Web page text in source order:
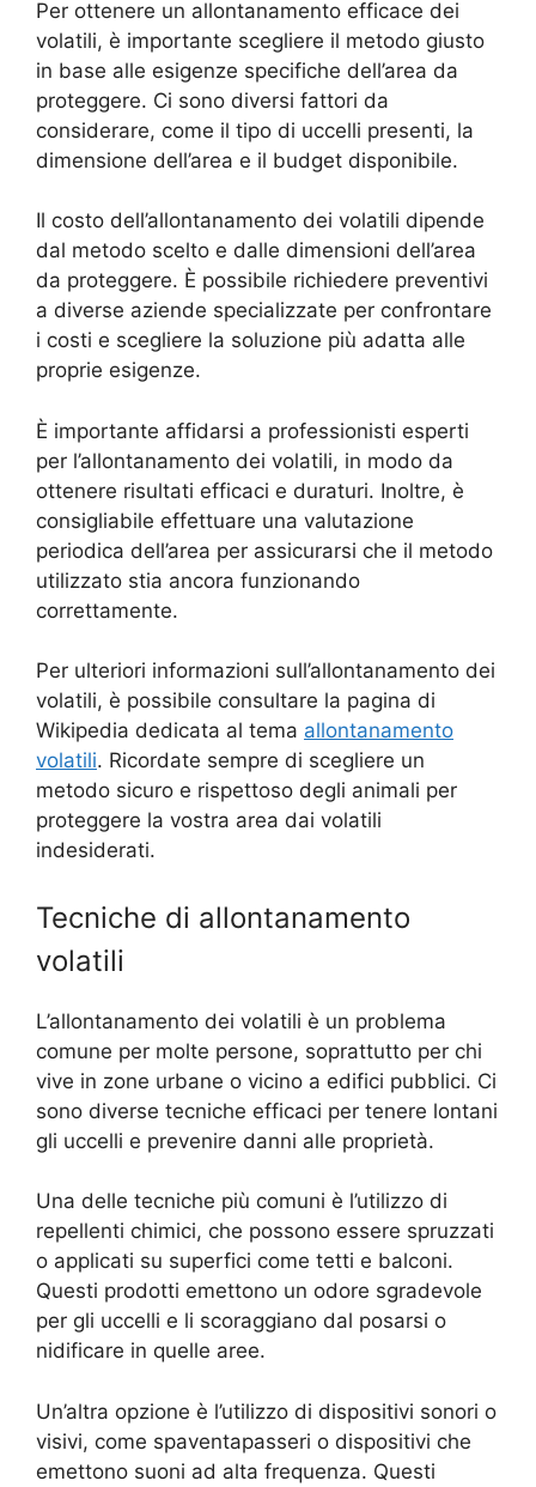
Per ottenere un allontanamento efficace dei
volatili, è importante scegliere il metodo giusto
in base alle esigenze specifiche dell’area da
proteggere. Ci sono diversi fattori da
considerare, come il tipo di uccelli presenti, la
dimensione dell’area e il budget disponibile.
Il costo dell’allontanamento dei volatili dipende
dal metodo scelto e dalle dimensioni dell’area
da proteggere. È possibile richiedere preventivi
a diverse aziende specializzate per confrontare
i costi e scegliere la soluzione più adatta alle
proprie esigenze.
È importante affidarsi a professionisti esperti
per l’allontanamento dei volatili, in modo da
ottenere risultati efficaci e duraturi. Inoltre, è
consigliabile effettuare una valutazione
periodica dell’area per assicurarsi che il metodo
utilizzato stia ancora funzionando
correttamente.
Per ulteriori informazioni sull’allontanamento dei
volatili, è possibile consultare la pagina di
Wikipedia dedicata al tema allontanamento
volatili. Ricordate sempre di scegliere un
metodo sicuro e rispettoso degli animali per
proteggere la vostra area dai volatili
indesiderati.
Tecniche di allontanamento
volatili
L’allontanamento dei volatili è un problema
comune per molte persone, soprattutto per chi
vive in zone urbane o vicino a edifici pubblici. Ci
sono diverse tecniche efficaci per tenere lontani
gli uccelli e prevenire danni alle proprietà.
Una delle tecniche più comuni è l’utilizzo di
repellenti chimici, che possono essere spruzzati
o applicati su superfici come tetti e balconi.
Questi prodotti emettono un odore sgradevole
per gli uccelli e li scoraggiano dal posarsi o
nidificare in quelle aree.
Un’altra opzione è l’utilizzo di dispositivi sonori o
visivi, come spaventapasseri o dispositivi che
emettono suoni ad alta frequenza. Questi